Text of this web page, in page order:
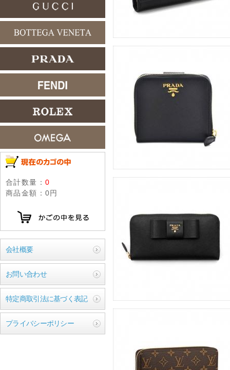
合計数量： 0
商品金額： 0円
会社概要
お問い合わせ
特定商取引法に基づく表記
プライバシーポリシー